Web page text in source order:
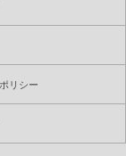
リシー